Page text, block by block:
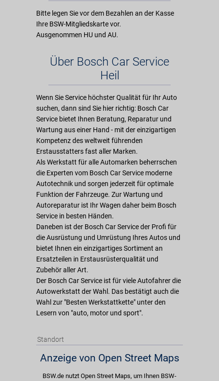
Bitte legen Sie vor dem Bezahlen an der Kasse
Ihre BSW-Mitgliedskarte vor.
Ausgenommen HU und AU.
Über Bosch Car Service
Heil
Wenn Sie Service höchster Qualität für Ihr Auto
suchen, dann sind Sie hier richtig: Bosch Car
Service bietet Ihnen Beratung, Reparatur und
Wartung aus einer Hand - mit der einzigartigen
Kompetenz des weltweit führenden
Erstausstatters fast aller Marken.
Als Werkstatt für alle Automarken beherrschen
die Experten vom Bosch Car Service moderne
Autotechnik und sorgen jederzeit für optimale
Funktion der Fahrzeuge. Zur Wartung und
Autoreparatur ist Ihr Wagen daher beim Bosch
Service in besten Händen.
Daneben ist der Bosch Car Service der Profi für
die Ausrüstung und Umrüstung Ihres Autos und
bietet Ihnen ein einzigartiges Sortiment an
Ersatzteilen in Erstausrüsterqualität und
Zubehör aller Art.
Der Bosch Car Service ist für viele Autofahrer die
Autowerkstatt der Wahl. Das bestätigt auch die
Wahl zur "Besten Werkstattkette" unter den
Lesern von "auto, motor und sport".
Standort
Anzeige von Open Street Maps
BSW.de nutzt Open Street Maps, um Ihnen BSW-